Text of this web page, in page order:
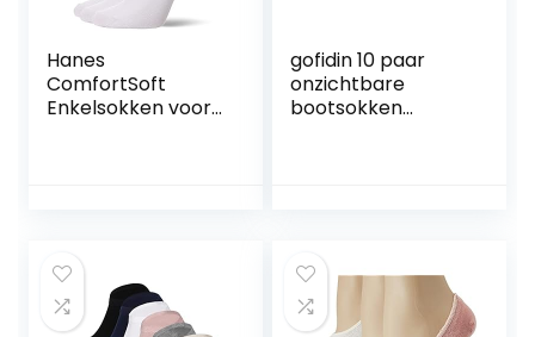
Hanes
ComfortSoft
Enkelsokken voor
gofidin 10 paar
onzichtbare
bootsokken
jarretel,
Meerkleurig, one
size